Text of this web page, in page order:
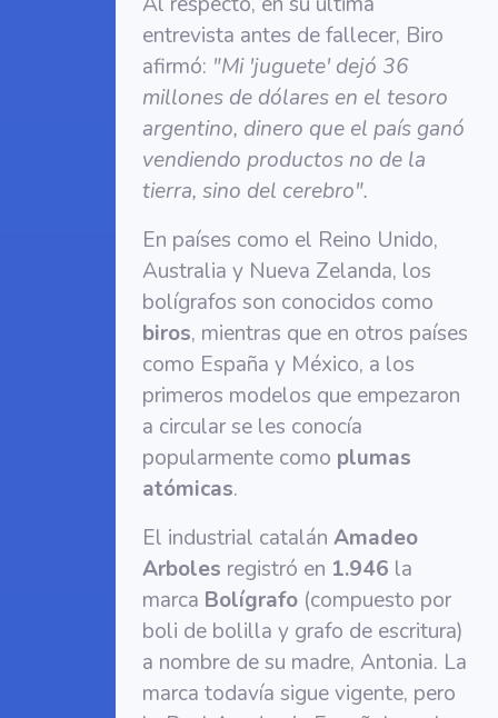
entrevista antes de fallecer, Biro
afirmó: "Mi 'juguete' dejó 36
millones de dólares en el tesoro
argentino, dinero que el país ganó
vendiendo productos no de la
tierra, sino del cerebro".
En países como el Reino Unido,
Australia y Nueva Zelanda, los
bolígrafos son conocidos como
biros, mientras que en otros países
como España y México, a los
primeros modelos que empezaron
a circular se les conocía
popularmente como plumas
atómicas.
El industrial catalán Amadeo
Arboles registró en 1.946 la
marca Bolígrafo (compuesto por
boli de bolilla y grafo de escritura)
a nombre de su madre, Antonia. La
marca todavía sigue vigente, pero